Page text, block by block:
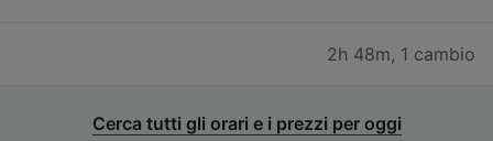
2h 48m, 1 cambio
Cerca tutti gli orari e i prezzi per oggi